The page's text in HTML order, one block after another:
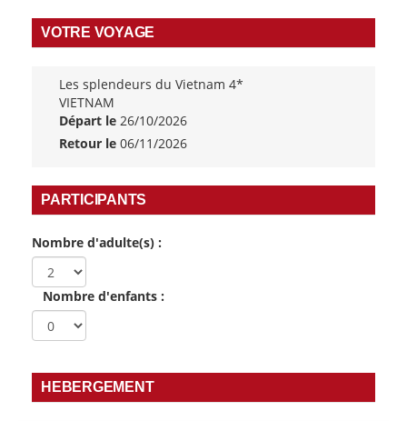
VOTRE VOYAGE
Les splendeurs du Vietnam 4*
VIETNAM
Départ le 26/10/2026
Retour le 06/11/2026
PARTICIPANTS
Nombre d'adulte(s) :
Nombre d'enfants :
HEBERGEMENT